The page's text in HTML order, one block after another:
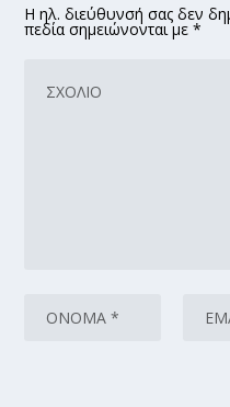
Η ηλ. διεύθυνσή σας δεν
πεδία σημειώνονται με *